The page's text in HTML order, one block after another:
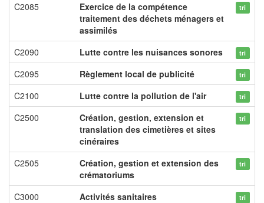
C2085
Exercice de la compétence
traitement des déchets ménagers et
assimilés
tri
C2090 Lutte contre les nuisances sonores tri
C2095 Règlement local de publicité tri
C2100 Lutte contre la pollution de l'air tri
C2500
Création, gestion, extension et
translation des cimetières et sites
cinéraires
tri
C2505
Création, gestion et extension des
crématoriums
tri
C3000 Activités sanitaires tri